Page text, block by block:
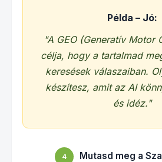
Példa – Jó:
"A GEO (Generatív Motor
célja, hogy a tartalmad
keresések válaszaiban.
készítesz, amit az AI
és idéz."
4 Mutasd meg a